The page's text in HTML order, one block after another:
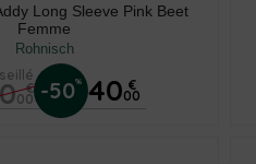
Long Sleeve Pink Beet
Femme
Rohnisch
€
00 -50% 40 €
00